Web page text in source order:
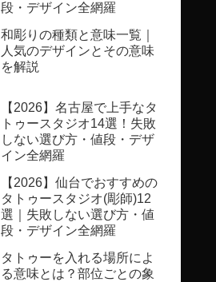
段・デザイン全網羅
和彫りの種類と意味一覧｜
人気のデザインとその意味
を解説
【2026】名古屋で上手なタ
トゥースタジオ14選！失敗
しない選び方・値段・デザ
イン全網羅
【2026】仙台でおすすめの
タトゥースタジオ(彫師)12
選｜失敗しない選び方・値
段・デザイン全網羅
タトゥーを入れる場所によ
る意味とは？部位ごとの象